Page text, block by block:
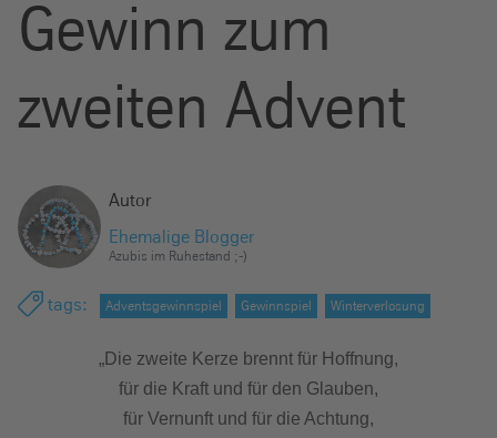
e
Gewinn zum
zweiten Advent
Autor
Ehemalige Blogger
Azubis im Ruhestand ;-)
tags: Adventsgewinnspiel Gewinnspiel Winterverlosung
„Die zweite Kerze brennt für Hoffnung,
für die Kraft und für den Glauben,
für Vernunft und für die Achtung,